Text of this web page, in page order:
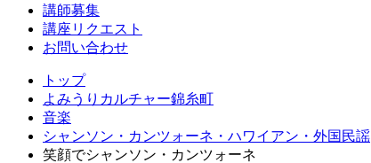
講師募集
講座リクエスト
お問い合わせ
トップ
よみうりカルチャー錦糸町
音楽
シャンソン・カンツォーネ・ハワイアン・外国民謡
笑顔でシャンソン・カンツォーネ